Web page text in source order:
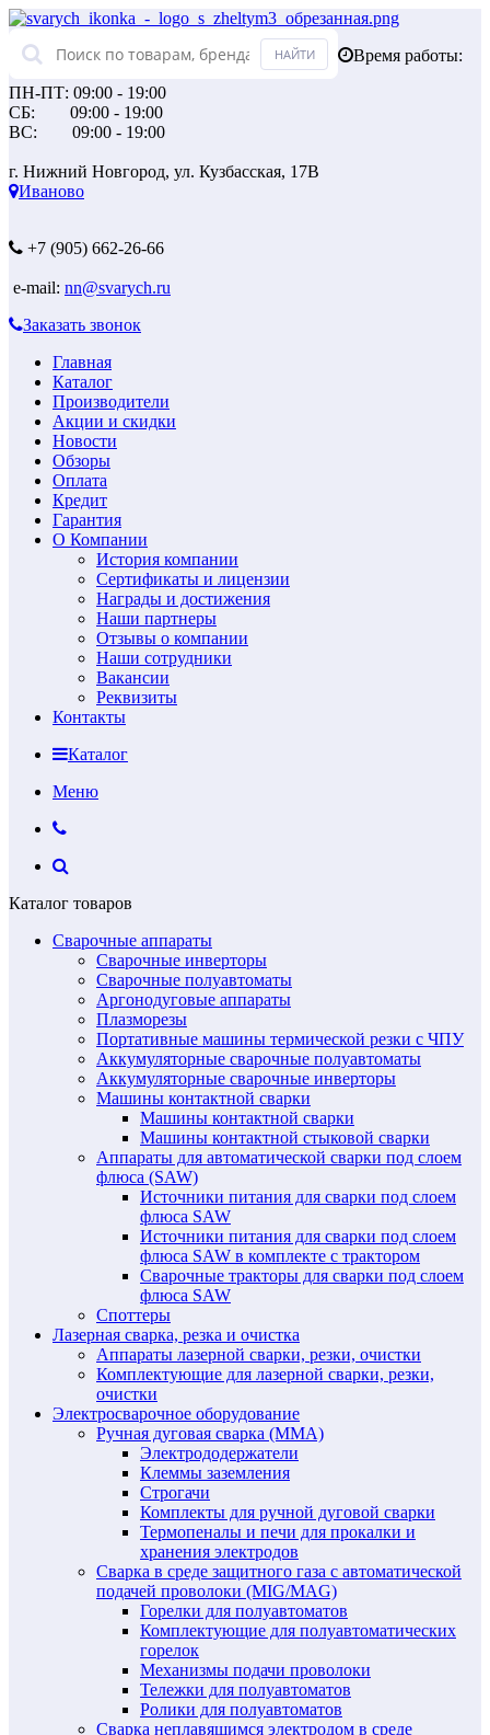
Время работы:
ПН-ПТ: 09:00 - 19:00
СБ: 09:00 - 19:00
ВС: 09:00 - 19:00
г. Нижний Новгород, ул. Кузбасская, 17В
Иваново
+7 (905) 662-26-66
e-mail: nn@svarych.ru
Заказать звонок
Главная
Каталог
Производители
Акции и скидки
Новости
Обзоры
Оплата
Кредит
Гарантия
О Компании
История компании
Сертификаты и лицензии
Награды и достижения
Наши партнеры
Отзывы о компании
Наши сотрудники
Вакансии
Реквизиты
Контакты
Каталог
Меню
Каталог товаров
Сварочные аппараты
Сварочные инверторы
Сварочные полуавтоматы
Аргонодуговые аппараты
Плазморезы
Портативные машины термической резки с ЧПУ
Аккумуляторные сварочные полуавтоматы
Аккумуляторные сварочные инверторы
Машины контактной сварки
Машины контактной сварки
Машины контактной стыковой сварки
Аппараты для автоматической сварки под слоем
флюса (SAW)
Источники питания для сварки под слоем
флюса SAW
Источники питания для сварки под слоем
флюса SAW в комплекте с трактором
Сварочные тракторы для сварки под слоем
флюса SAW
Споттеры
Лазерная сварка, резка и очистка
Аппараты лазерной сварки, резки, очистки
Комплектующие для лазерной сварки, резки,
очистки
Электросварочное оборудование
Ручная дуговая сварка (MMA)
Электрододержатели
Клеммы заземления
Строгачи
Комплекты для ручной дуговой сварки
Термопеналы и печи для прокалки и
хранения электродов
Сварка в среде защитного газа с автоматической
подачей проволоки (MIG/MAG)
Горелки для полуавтоматов
Комплектующие для полуавтоматических
горелок
Механизмы подачи проволоки
Тележки для полуавтоматов
Ролики для полуавтоматов
Сварка неплавящимся электродом в среде